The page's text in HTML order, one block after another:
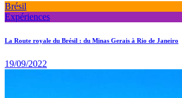
Brésil
Expériences
La Route royale du Brésil : du Minas Gerais à Rio de Janeiro
19/09/2022